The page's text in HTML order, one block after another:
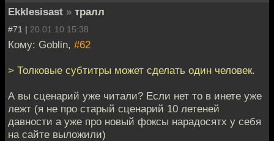
Ekklesisast » тралл
#71 | 20.01.10 15:38
Кому: Goblin, #62
> Толковые субтитры может сделать один человек.
А вы сценарий уже читали? Если нет то в инете уже
лежт (я не про старый сценарий 10 летеней
давности а уже про новый фоксы нарадосятх у себя
на сайте выложили)